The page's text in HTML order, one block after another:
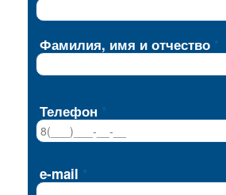
Фамилия, имя и отчество
Телефон
e-mail